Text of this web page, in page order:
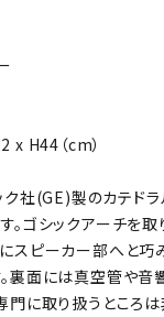
x H44（cm）
ク社(GE)製のカテド
。ゴシックアーチを
スピーカー部へと巧
裏面には真空管や音
門に取り扱うところ